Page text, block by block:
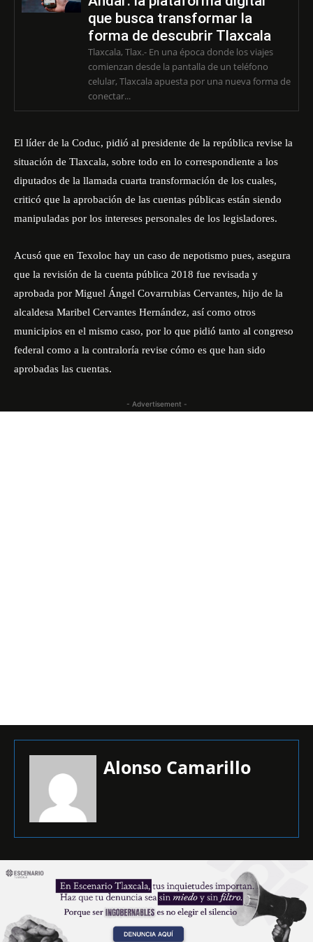
que busca transformar la
forma de descubrir Tlaxcala
Tlaxcala, Tlax.- En una época donde los viajes
comienzan desde la pantalla de un teléfono
celular, Tlaxcala apuesta por una nueva forma de
conectar...
El líder de la Coduc, pidió al presidente de la república revise la
situación de Tlaxcala, sobre todo en lo correspondiente a los
diputados de la llamada cuarta transformación de los cuales,
criticó que la aprobación de las cuentas públicas están siendo
manipuladas por los intereses personales de los legisladores.
Acusó que en Texoloc hay un caso de nepotismo pues, asegura
que la revisión de la cuenta pública 2018 fue revisada y
aprobada por Miguel Ángel Covarrubias Cervantes, hijo de la
alcaldesa Maribel Cervantes Hernández, así como otros
municipios en el mismo caso, por lo que pidió tanto al congreso
federal como a la contraloría revise cómo es que han sido
aprobadas las cuentas.
- Advertisement -
Alonso Camarillo